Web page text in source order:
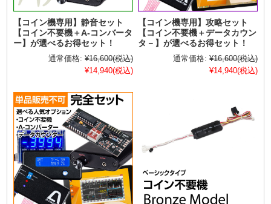
【コイン機専用】静音セット
【コイン不要機＋A-コンバータ
ー】が選べるお得セット！
通常価格: ¥16,600(税込)
¥14,940(税込)
【コイン機専用】攻略セット
【コイン不要機＋データカウン
タ－】が選べるお得セット！
通常価格: ¥16,600(税込)
¥14,940(税込)